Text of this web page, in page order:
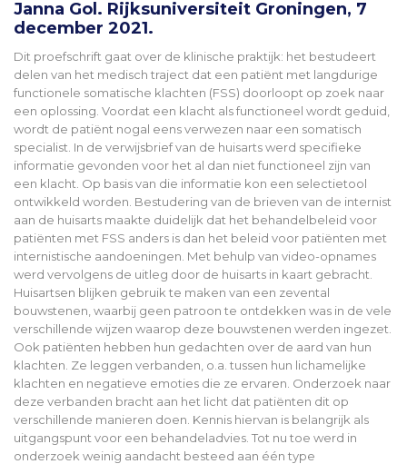
Janna Gol. Rijksuniversiteit Groningen, 7
december 2021.
Dit proefschrift gaat over de klinische praktijk: het bestudeert
delen van het medisch traject dat een patiënt met langdurige
functionele somatische klachten (FSS) doorloopt op zoek naar
een oplossing. Voordat een klacht als functioneel wordt geduid,
wordt de patiënt nogal eens verwezen naar een somatisch
specialist. In de verwijsbrief van de huisarts werd specifieke
informatie gevonden voor het al dan niet functioneel zijn van
een klacht. Op basis van die informatie kon een selectietool
ontwikkeld worden. Bestudering van de brieven van de internist
aan de huisarts maakte duidelijk dat het behandelbeleid voor
patiënten met FSS anders is dan het beleid voor patiënten met
internistische aandoeningen. Met behulp van video-opnames
werd vervolgens de uitleg door de huisarts in kaart gebracht.
Huisartsen blijken gebruik te maken van een zevental
bouwstenen, waarbij geen patroon te ontdekken was in de vele
verschillende wijzen waarop deze bouwstenen werden ingezet.
Ook patiënten hebben hun gedachten over de aard van hun
klachten. Ze leggen verbanden, o.a. tussen hun lichamelijke
klachten en negatieve emoties die ze ervaren. Onderzoek naar
deze verbanden bracht aan het licht dat patiënten dit op
verschillende manieren doen. Kennis hiervan is belangrijk als
uitgangspunt voor een behandeladvies. Tot nu toe werd in
onderzoek weinig aandacht besteed aan één type